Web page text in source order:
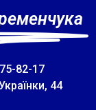
82-17
44